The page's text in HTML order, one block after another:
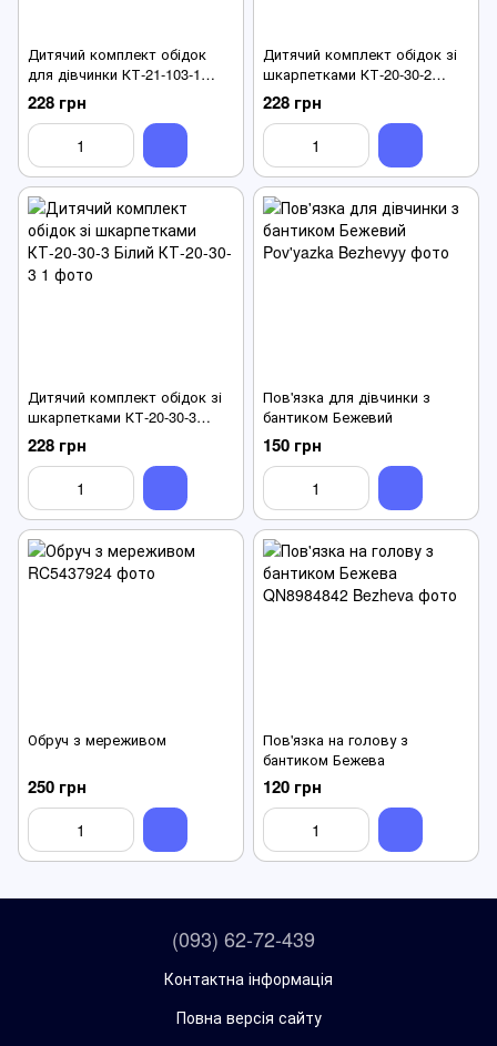
Дитячий комплект обідок
для дівчинки КТ-21-103-1
Принцеса Рожевий
228 грн
Дитячий комплект обідок зі
шкарпетками КТ-20-30-2
Білий
228 грн
Дитячий комплект обідок зі
шкарпетками КТ-20-30-3
Білий
228 грн
Пов'язка для дівчинки з
бантиком Бежевий
150 грн
Обруч з мереживом
250 грн
Пов'язка на голову з
бантиком Бежева
120 грн
(093) 62-72-439
Контактна інформація
Повна версія сайту